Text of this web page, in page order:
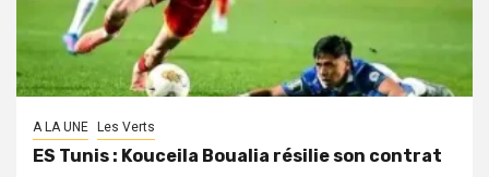
A LA UNE Les Verts
ES Tunis : Kouceila Boualia résilie son contrat